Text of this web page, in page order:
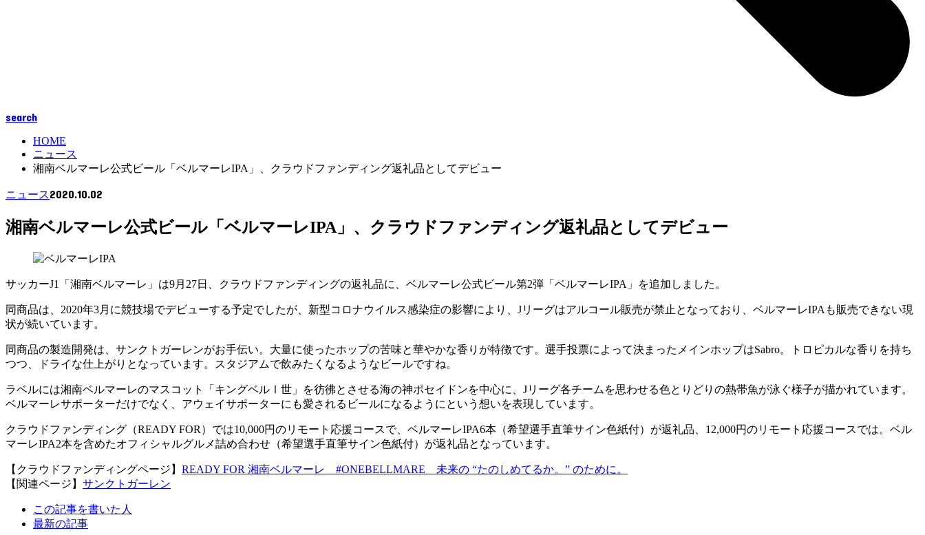
search
HOME
ニュース
湘南ベルマーレ公式ビール「ベルマーレIPA」、クラウドファンディング返礼品としてデビュー
ニュース2020.10.02
湘南ベルマーレ公式ビール「ベルマーレIPA」、クラウドファンディング返礼品としてデビュー
サッカーJ1「湘南ベルマーレ」は9月27日、クラウドファンディングの返礼品に、ベルマーレ公式ビール第2弾「ベルマーレIPA」を追加しました。
同商品は、2020年3月に競技場でデビューする予定でしたが、新型コロナウイルス感染症の影響により、Jリーグはアルコール販売が禁止となっており、ベルマーレIPAも販売できない現
状が続いています。
同商品の製造開発は、サンクトガーレンがお手伝い。大量に使ったホップの苦味と華やかな香りが特徴です。選手投票によって決まったメインホップはSabro。トロピカルな香りを持ち
つつ、ドライな仕上がりとなっています。スタジアムで飲みたくなるようなビールですね。
ラベルには湘南ベルマーレのマスコット「キングベルⅠ世」を彷彿とさせる海の神ポセイドンを中心に、Jリーグ各チームを思わせる色とりどりの熱帯魚が泳ぐ様子が描かれています。
ベルマーレサポーターだけでなく、アウェイサポーターにも愛されるビールになるようにという想いを表現しています。
クラウドファンディング（READY FOR）では10,000円のリモート応援コースで、ベルマーレIPA6本（希望選手直筆サイン色紙付）が返礼品、12,000円のリモート応援コースでは。ベル
マーレIPA2本を含めたオフィシャルグルメ詰め合わせ（希望選手直筆サイン色紙付）が返礼品となっています。
【クラウドファンディングページ】 READY FOR 湘南ベルマーレ #ONEBELLMARE 未来の “たのしめてるか。” のために。
【関連ページ】 サンクトガーレン
following
この記事を書いた人
最新の記事